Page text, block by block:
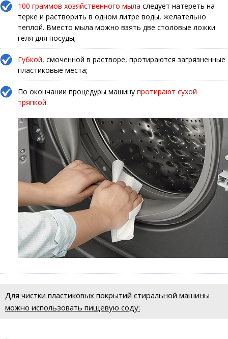
100 граммов хозяйственного мыла следует натереть на
терке и растворить в одном литре воды, желательно
теплой. Вместо мыла можно взять две столовые ложки
геля для посуды;
Губкой, смоченной в растворе, протираются загрязненные
пластиковые места;
По окончании процедуры машину протирают сухой
тряпкой.
Для чистки пластиковых покрытий стиральной машины
можно использовать пищевую соду: